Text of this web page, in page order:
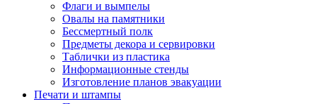
Флаги и вымпелы
Овалы на памятники
Бессмертный полк
Предметы декора и сервировки
Таблички из пластика
Информационные стенды
Изготовление планов эвакуации
Печати и штампы